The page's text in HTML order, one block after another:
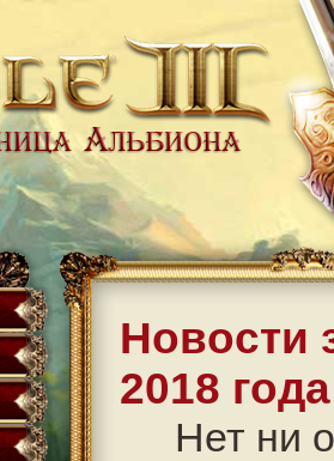
Новости
2018 года
Нет ни